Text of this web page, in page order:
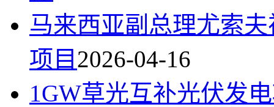
马来西亚副总理尤索
项目 2026-04-16
1GW草光互补光伏发